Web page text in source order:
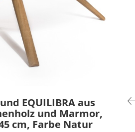
EQUILIBRA aus
und Marmor,
cm, Farbe Natur